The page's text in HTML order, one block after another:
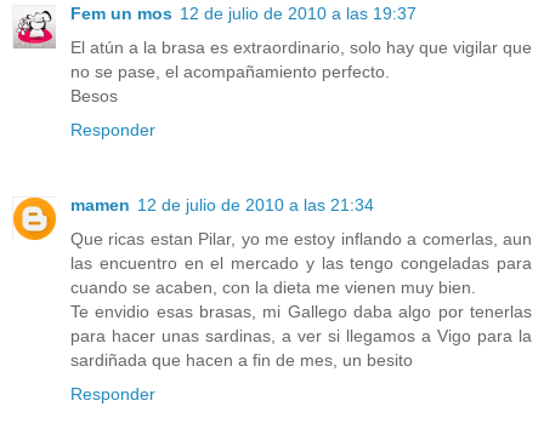
Fem un mos 12 de julio de 2010 a las 19:37
El atún a la brasa es extraordinario, solo hay que vigilar que
no se pase, el acompañamiento perfecto.
Besos
Responder
mamen 12 de julio de 2010 a las 21:34
Que ricas estan Pilar, yo me estoy inflando a comerlas, aun
las encuentro en el mercado y las tengo congeladas para
cuando se acaben, con la dieta me vienen muy bien.
Te envidio esas brasas, mi Gallego daba algo por tenerlas
para hacer unas sardinas, a ver si llegamos a Vigo para la
sardiñada que hacen a fin de mes, un besito
Responder